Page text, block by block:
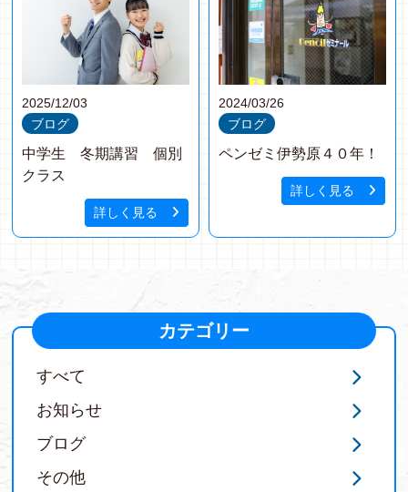
2025/12/03
ブログ
中学生 冬期講習 個別
クラス
詳しく見る
2024/03/26
ブログ
ペンゼミ伊勢原４０年！
詳しく見る
カテゴリー
すべて
お知らせ
ブログ
その他